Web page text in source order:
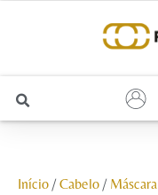
Unhas
Início/ Cabelo/ Máscara